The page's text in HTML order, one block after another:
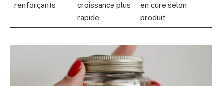
renforçants
croissance plus
rapide
en cure selon
produit